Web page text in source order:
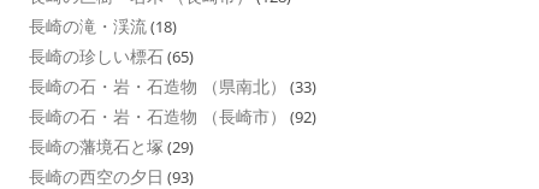
長崎の滝・渓流(18)
長崎の珍しい標石(65)
長崎の石・岩・石造物 （県南北） (33)
長崎の石・岩・石造物 （長崎市） (92)
長崎の藩境石と塚 (29)
長崎の西空の夕日 (93)